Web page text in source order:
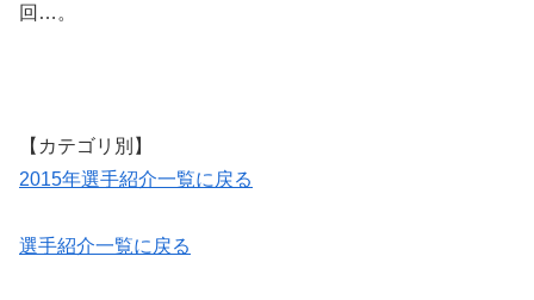
回…。
【カテゴリ別】
2015年選手紹介一覧に戻る
選手紹介一覧に戻る